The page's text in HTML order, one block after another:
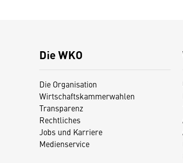
Die WKO
Die Organisation
Wirtschaftskammerwahlen
Transparenz
Rechtliches
Jobs und Karriere
Medienservice